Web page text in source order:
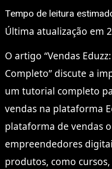
Tempo de leitura
Última atualização em
O artigo “Vendas
Completo” discute a
um tutorial completo
vendas na plataforma
plataforma de vendas
empreendedores
produtos, como